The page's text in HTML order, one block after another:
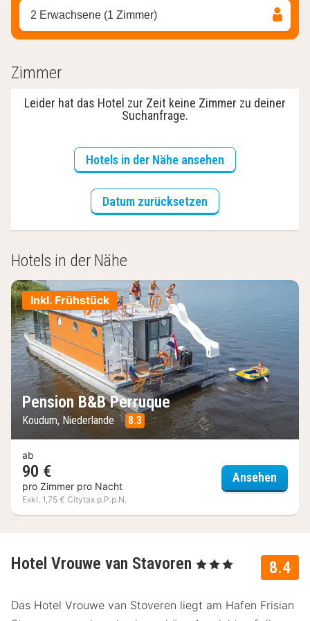
2 Erwachsene (1 Zimmer)
Zimmer
Leider hat das Hotel zur Zeit keine Zimmer zu deiner
Suchanfrage.
Hotels in der Nähe ansehen
Datum zurücksetzen
Hotels in der Nähe
Inkl. Frühstück
Pension B&B Perruque
Koudum, Niederlande 8.3
ab
90 €
pro Zimmer pro Nacht
Exkl. 1,75 € Citytax p.P.p.N.
Ansehen
8.4
Hotel Vrouwe van Stavoren , 3 Sterne
Das Hotel Vrouwe van Stoveren liegt am Hafen Frisian